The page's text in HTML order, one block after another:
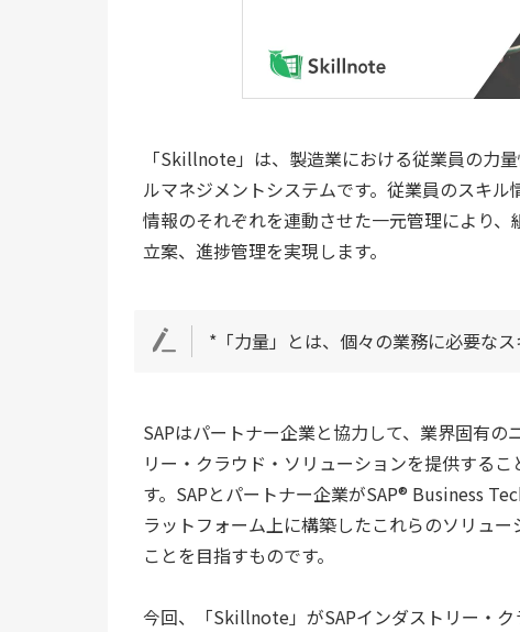
「Skillnote」は、製造業における従業員の力
ルマネジメントシステムです。従業員のスキ
情報のそれぞれを連動させた一元管理により
立案、進捗管理を実現します。
*「力量」とは、個々の業務に必要な
SAPはパートナー企業と協力して、業界固有
リー・クラウド・ソリューションを提供する
す。SAPとパートナー企業がSAP® Business
ラットフォーム上に構築したこれらのソリュ
ことを目指すものです。
今回、「Skillnote」がSAPインダストリー・